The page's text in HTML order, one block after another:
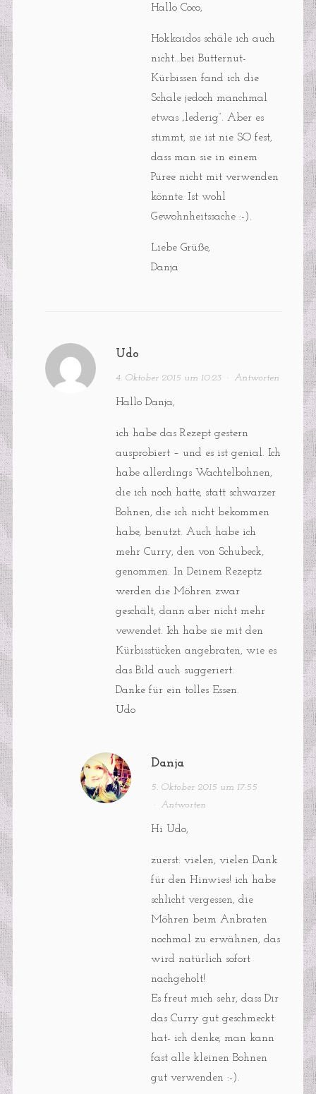
Hallo Coco,
Hokkaidos schäle ich auch
nicht…bei Butternut-
Kürbissen fand ich die
Schale jedoch manchmal
etwas „lederig“. Aber es
stimmt, sie ist nie SO fest,
dass man sie in einem
Püree nicht mit verwenden
könnte. Ist wohl
Gewohnheitssache :-).
Liebe Grüße,
Danja
Udo
4. Oktober 2015 um 10:23· Antworten
Hallo Danja,
ich habe das Rezept gestern
ausprobiert – und es ist genial. Ich
habe allerdings Wachtelbohnen,
die ich noch hatte, statt schwarzer
Bohnen, die ich nicht bekommen
habe, benutzt. Auch habe ich
mehr Curry, den von Schubeck,
genommen. In Deinem Rezeptz
werden die Möhren zwar
geschält, dann aber nicht mehr
vewendet. Ich habe sie mit den
Kürbisstücken angebraten, wie es
das Bild auch suggeriert.
Danke für ein tolles Essen.
Udo
Danja
5. Oktober 2015 um 17:55
· Antworten
Hi Udo,
zuerst: vielen, vielen Dank
für den Hinwies! ich habe
schlicht vergessen, die
Möhren beim Anbraten
nochmal zu erwähnen, das
wird natürlich sofort
nachgeholt!
Es freut mich sehr, dass Dir
das Curry gut geschmeckt
hat- ich denke, man kann
fast alle kleinen Bohnen
gut verwenden :-).